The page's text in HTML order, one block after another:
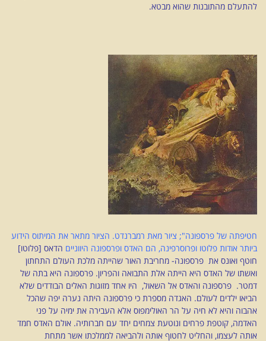
להתעלם מהתובנות שהוא מבטא.
חטיפתה של פרספונה"; ציור מאת רמברנדט. הציור מתאר את המיתוס הידוע
ביותר אודות פלוטו ופרוסרפינה, הם האדס ופרספונה היווניים הדאס [פלוטו]
חוטף ואונס את פרספונה- מחריבת האור שהייתה מלכת העולם התחתון
ואשתו של האדס היא הייתה אלת התבואה והפריון. פרספונה היא בתה של
דמטר. פרספונה והאדס אל השאול, היו אחד מזוגות האלים הבודדים שלא
הביאו ילדים לעולם. האגדה מספרת כי פרספונה היתה נערה יפה שהכל
אהבוה והיא לא חיה על הר האולימפוס אלא העבירה את ימיה על פני
האדמה, קוטפת פרחים ונוטעת צמחים יחד עם חברותיה. אולם האדס חמד
אותה לעצמו, והחליט לחטוף אותה ולהביאה לממלכתו אשר מתחת